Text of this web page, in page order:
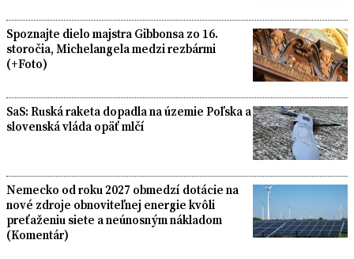
Spoznajte dielo majstra Gibbonsa zo 16.
storočia, Michelangela medzi rezbármi
(+Foto)
SaS: Ruská raketa dopadla na územie Poľska a
slovenská vláda opäť mlčí
Nemecko od roku 2027 obmedzí dotácie na
nové zdroje obnoviteľnej energie kvôli
preťaženiu siete a neúnosným nákladom
(Komentár)